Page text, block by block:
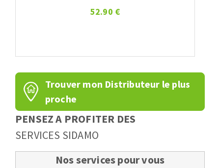
52.90 €
Trouver mon Distributeur le plus
proche
PENSEZ A PROFITER DES
SERVICES SIDAMO
Nos services pour vous